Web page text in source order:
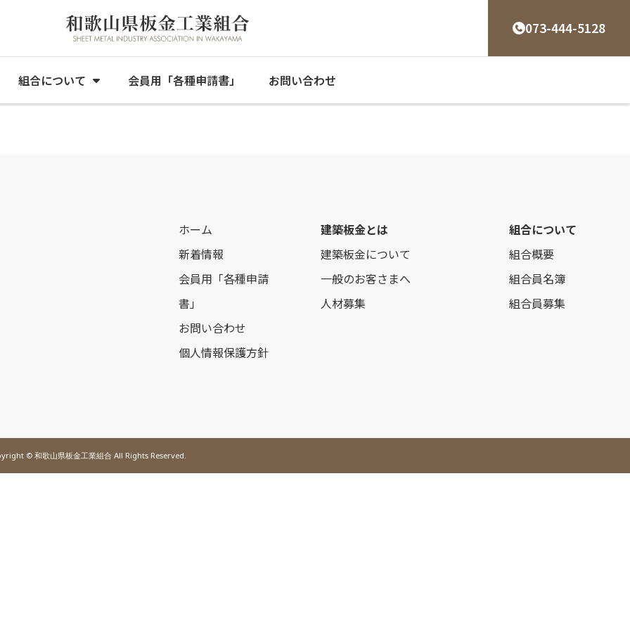
073-444-5128
組合について 会員用「各種申請書」 お問い合わせ
ホーム
新着情報
会員用「各種申請
書」
お問い合わせ
個人情報保護方針
建築板金とは
建築板金について
一般のお客さまへ
人材募集
組合について
組合概要
組合員名簿
組合員募集
© 和歌山県板金工業組合 All Rights Reserved.